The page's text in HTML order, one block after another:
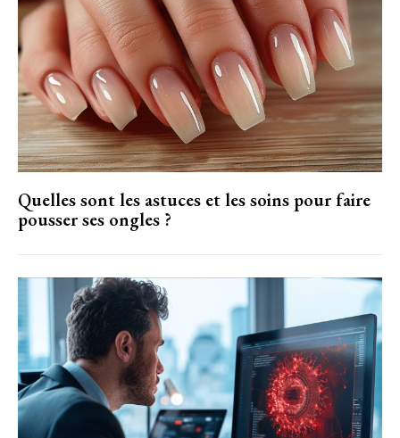
Quelles sont les astuces et les soins pour faire
pousser ses ongles ?